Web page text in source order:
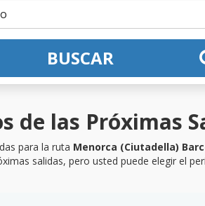
BUSCAR
de las Próximas
para la ruta Menorca (Ciutadella)
salidas, pero usted puede elegir el